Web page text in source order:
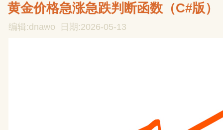
黄金价格急涨急跌判断函数（C#版）
编辑:dnawo 日期:2026-05-13